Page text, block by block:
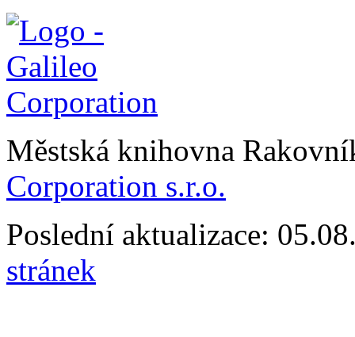
Městská knihovna
Corporation s.r.o.
Poslední aktualizace:
stránek